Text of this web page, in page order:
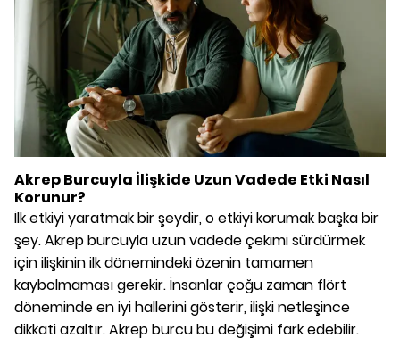
Akrep Burcuyla İlişkide Uzun Vadede Etki Nasıl
Korunur?
İlk etkiyi yaratmak bir şeydir, o etkiyi korumak başka bir
şey. Akrep burcuyla uzun vadede çekimi sürdürmek
için ilişkinin ilk dönemindeki özenin tamamen
kaybolmaması gerekir. İnsanlar çoğu zaman flört
döneminde en iyi hallerini gösterir, ilişki netleşince
dikkati azaltır. Akrep burcu bu değişimi fark edebilir.